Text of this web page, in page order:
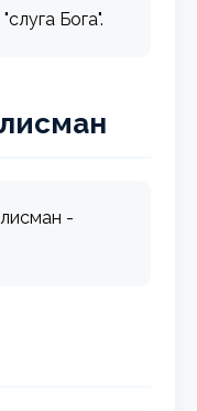
Бога".
-